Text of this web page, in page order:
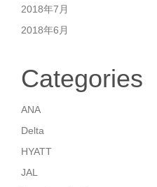
2018年7月
2018年6月
Categories
ANA
Delta
HYATT
JAL